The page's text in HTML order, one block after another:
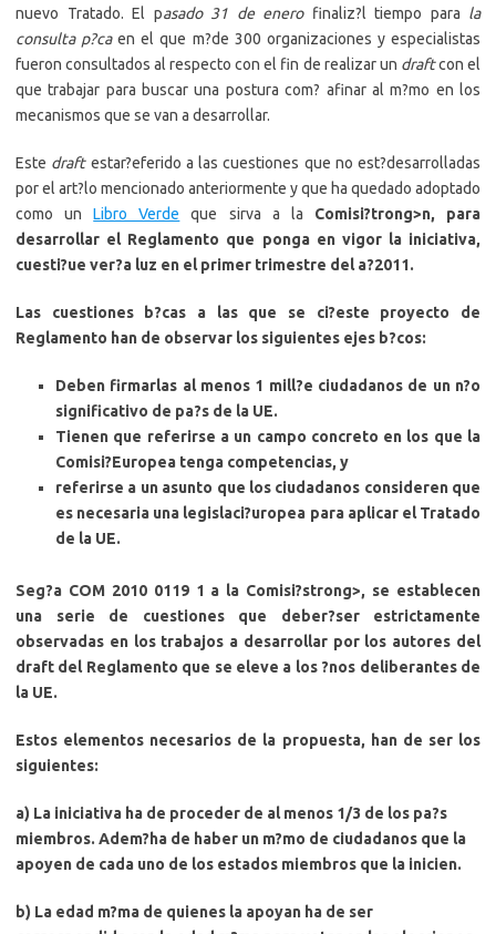
nuevo Tratado. El pasado 31 de enero finaliz?l tiempo para la
consulta p?caen el que m?de 300 organizaciones y especialistas
fueron consultados al respecto con el fin de realizar un  draft con el
que trabajar para buscar una postura com? afinar al m?mo en los
mecanismos que se van a desarrollar.
Este  draft estar?eferido a las cuestiones que no est?desarrolladas
por el art?lo mencionado anteriormente y que ha quedado adoptado
como unLibro Verde que sirva a la Comisi?trong>n, para
desarrollar el Reglamento que ponga en vigor la iniciativa,
cuesti?ue ver?a luz en el primer trimestre del a?2011.
Las cuestiones b?cas a las que se ci?este proyecto de
Reglamento han de observar los siguientes ejes b?cos:
Deben firmarlas al menos 1 mill?e ciudadanos de un n?o
significativo de pa?s de la UE.
Tienen que referirse a un campo concreto en los que la
Comisi?Europea tenga competencias, y
referirse a un asunto que los ciudadanos consideren que
es necesaria una legislaci?uropea para aplicar el Tratado
de la UE.
Seg?a COM 2010 0119 1 a la Comisi?strong>, se establecen
una serie de cuestiones que deber?ser estrictamente
observadas en los trabajos a desarrollar por los autores del
draft del Reglamento que se eleve a los ?nos deliberantes de
la UE.
Estos elementos necesarios de la propuesta, han de ser los
siguientes:
a) La iniciativa ha de proceder de al menos 1/3 de los pa?s
miembros. Adem?ha de haber un m?mo de ciudadanos que la
apoyen de cada uno de los estados miembros que la inicien.
b) La edad m?ma de quienes la apoyan ha de ser